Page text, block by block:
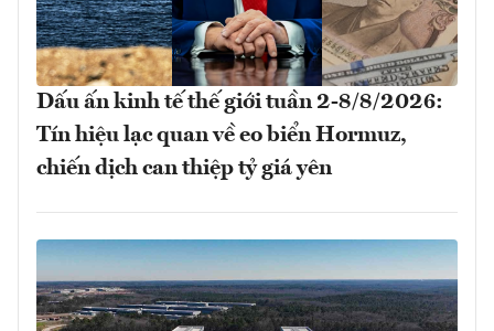
Dấu ấn kinh tế thế giới tuần 2-8/8/2026:
Tín hiệu lạc quan về eo biển Hormuz,
chiến dịch can thiệp tỷ giá yên